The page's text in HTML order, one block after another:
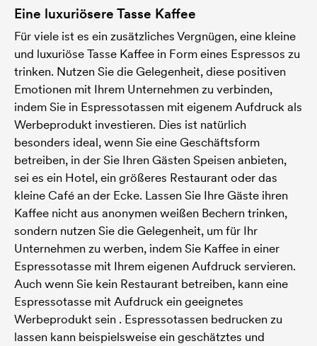
Eine luxuriösere Tasse Kaffee
Für viele ist es ein zusätzliches Vergnügen, eine kleine
und luxuriöse Tasse Kaffee in Form eines Espressos zu
trinken. Nutzen Sie die Gelegenheit, diese positiven
Emotionen mit Ihrem Unternehmen zu verbinden,
indem Sie in Espressotassen mit eigenem Aufdruck als
Werbeprodukt investieren. Dies ist natürlich
besonders ideal, wenn Sie eine Geschäftsform
betreiben, in der Sie Ihren Gästen Speisen anbieten,
sei es ein Hotel, ein größeres Restaurant oder das
kleine Café an der Ecke. Lassen Sie Ihre Gäste ihren
Kaffee nicht aus anonymen weißen Bechern trinken,
sondern nutzen Sie die Gelegenheit, um für Ihr
Unternehmen zu werben, indem Sie Kaffee in einer
Espressotasse mit Ihrem eigenen Aufdruck servieren.
Auch wenn Sie kein Restaurant betreiben, kann eine
Espressotasse mit Aufdruck ein geeignetes
Werbeprodukt sein . Espressotassen bedrucken zu
lassen kann beispielsweise ein geschätztes und